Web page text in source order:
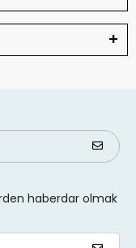
haberdar olmak